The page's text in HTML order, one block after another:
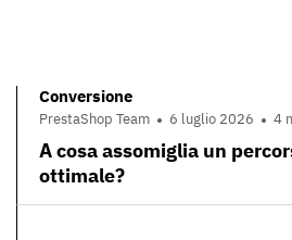
Conversione
PrestaShop Team 6 luglio 2026 4
A cosa assomiglia un
ottimale?